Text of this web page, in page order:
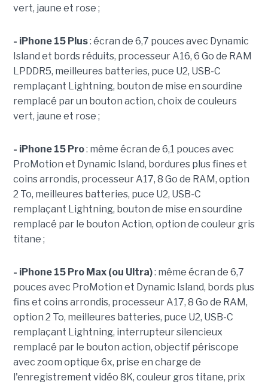
vert, jaune et rose ;
- iPhone 15 Plus: écran de 6,7 pouces avec Dynamic
Island et bords réduits, processeur A16, 6 Go de RAM
LPDDR5, meilleures batteries, puce U2, USB-C
remplaçant Lightning, bouton de mise en sourdine
remplacé par un bouton action, choix de couleurs
vert, jaune et rose ;
- iPhone 15 Pro: même écran de 6,1 pouces avec
ProMotion et Dynamic Island, bordures plus fines et
coins arrondis, processeur A17, 8 Go de RAM, option
2 To, meilleures batteries, puce U2, USB-C
remplaçant Lightning, bouton de mise en sourdine
remplacé par le bouton Action, option de couleur gris
titane ;
- iPhone 15 Pro Max (ou Ultra): même écran de 6,7
pouces avec ProMotion et Dynamic Island, bords plus
fins et coins arrondis, processeur A17, 8 Go de RAM,
option 2 To, meilleures batteries, puce U2, USB-C
remplaçant Lightning, interrupteur silencieux
remplacé par le bouton action, objectif périscope
avec zoom optique 6x, prise en charge de
l'enregistrement vidéo 8K, couleur gros titane, prix